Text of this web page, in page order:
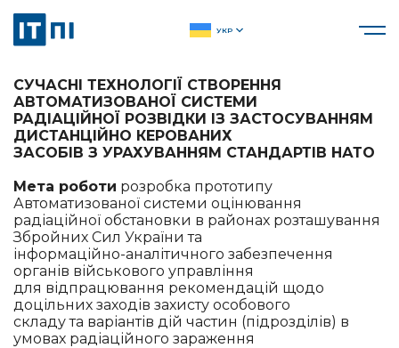
УКР
СУЧАСНІ ТЕХНОЛОГІЇ СТВОРЕННЯ
АВТОМАТИЗОВАНОЇ СИСТЕМИ
РАДІАЦІЙНОЇ РОЗВІДКИ ІЗ ЗАСТОСУВАННЯМ
ДИСТАНЦІЙНО КЕРОВАНИХ
ЗАСОБІВ З УРАХУВАННЯМ СТАНДАРТІВ НАТО
Мета роботи розробка прототипу
Автоматизованої системи оцінювання
радіаційної обстановки в районах розташування
Збройних Сил України та
інформаційно-аналітичного забезпечення
органів військового управління
для відпрацювання рекомендацій щодо
доцільних заходів захисту особового
складу та варіантів дій частин (підрозділів) в
умовах радіаційного зараження